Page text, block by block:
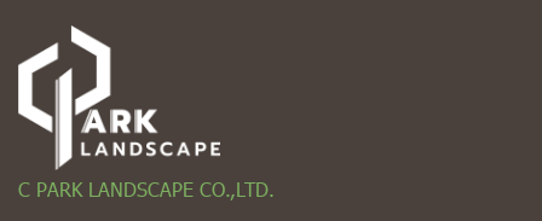
C PARK LANDSCAPE CO.,LTD.